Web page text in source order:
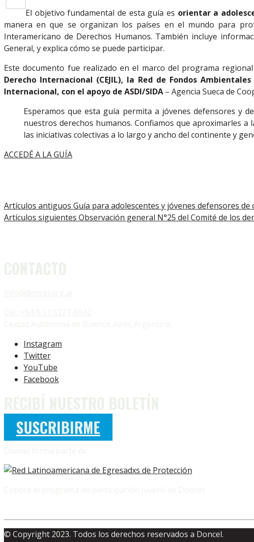
El objetivo fundamental de esta guía es orientar a
manera en que se organizan los países en el mundo para
Interamericano de Derechos Humanos. También incluye
General, y explica cómo se puede participar.
Este documento fue realizado en el marco del programa
Derecho Internacional (CEJIL), la Red de Fondos
Internacional, con el apoyo de ASDI/SIDA – Agencia Sueca de
Esperamos que esta guía permita a jóvenes defensores y
nuestros derechos humanos. Confiamos que aproximarles
las iniciativas colectivas a lo largo y ancho del continente y
ACCEDÉ A LA GUÍA
Artículos antiguos Guía para adolescentes y jóvenes defensores
Artículos siguientes Observación general N°25 del Comité de los
Instagram
Twitter
YouTube
Facebook
SUSCRIBIRME
© Copyright 2023. Todos los derechos reservados a Doncel.